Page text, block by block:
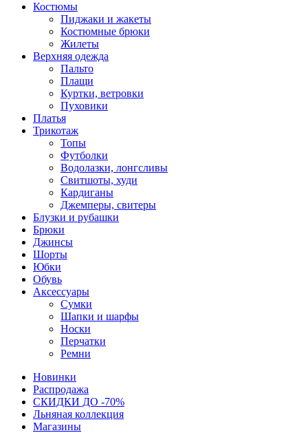
Костюмы
Пиджаки и жакеты
Костюмные брюки
Жилеты
Верхняя одежда
Пальто
Плащи
Куртки, ветровки
Пуховики
Платья
Трикотаж
Топы
Футболки
Водолазки, лонгсливы
Свитшоты, худи
Кардиганы
Джемперы, свитеры
Блузки и рубашки
Брюки
Джинсы
Шорты
Юбки
Обувь
Аксессуары
Сумки
Шапки и шарфы
Носки
Перчатки
Ремни
Новинки
Распродажа
СКИДКИ ДО -70%
Льняная коллекция
Магазины